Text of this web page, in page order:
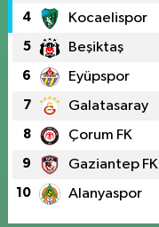
4 Kocaelispor
5 Beşiktaş
6 Eyüpspor
7 Galatasaray
8 Çorum FK
9 Gaziantep FK
10 Alanyaspor